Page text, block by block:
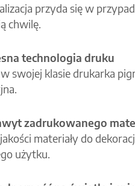
przyda się w
chwilę.
technologia druku
swojej klasie drukarka
zadrukowanego
materiały do
użytku.